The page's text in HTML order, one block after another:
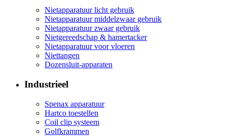
Nietapparatuur licht gebruik
Nietapparatuur middelzwaar gebruik
Nietapparatuur zwaar gebruik
Nietgereedschap & hamertacker
Nietapparatuur voor vloeren
Niettangen
Dozensluit-apparaten
Industrieel
Spenax apparatuur
Hartco toestellen
Coil clip systeem
Golfkrammen